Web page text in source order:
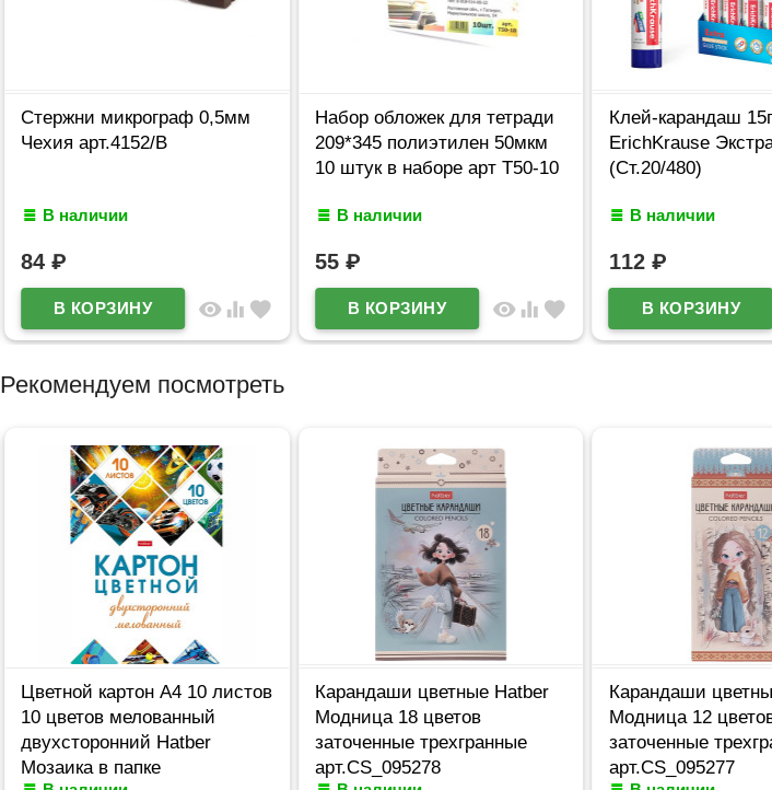
Стержни микрограф 0,5мм
Чехия арт.4152/В
В наличии
84 ₽
visibility equalizer favorite
Набор обложек для тетради
209*345 полиэтилен 50мкм
10 штук в наборе арт Т50-10
В наличии
55 ₽
visibility equalizer favorite
Клей-карандаш 15г
ErichKrause
(Ст.20/480)
В наличии
112 ₽
Рекомендуем посмотреть
Цветной картон А4 10 листов
10 цветов мелованный
двухсторонний Hatber
Мозаика в папке
Карандаши цветные Hatber
Модница 18 цветов
заточенные трехгранные
арт.CS_095278
Карандаши
Модница 12
заточенные
арт.CS_095277